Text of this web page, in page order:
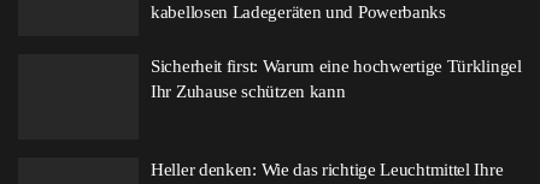
kabellosen Ladegeräten und Powerbanks
Sicherheit first: Warum eine hochwertige Türklingel
Ihr Zuhause schützen kann
Heller denken: Wie das richtige Leuchtmittel Ihre